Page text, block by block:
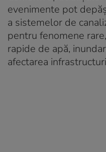
evenimente pot
a sistemelor de
pentru fenomene
rapide de apă,
afectarea